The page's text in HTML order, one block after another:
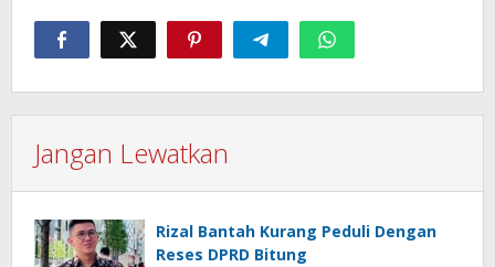
Jangan Lewatkan
Rizal Bantah Kurang Peduli Dengan
Reses DPRD Bitung